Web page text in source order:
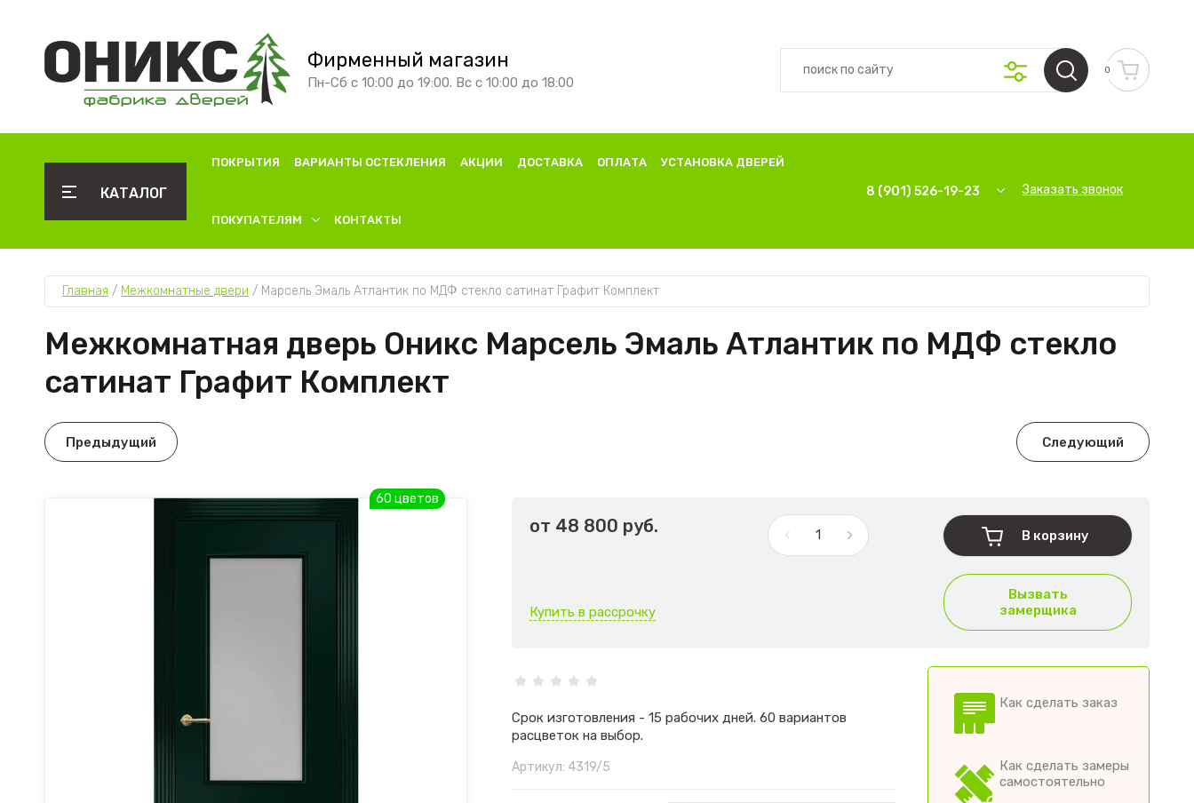
Фирменный магазин
Пн-Сб с 10:00 до 19:00. Вс с 10:00 до 18:00
0
КАТАЛОГ
ПОКРЫТИЯ ВАРИАНТЫ ОСТЕКЛЕНИЯ АКЦИИ ДОСТАВКА ОПЛАТА УСТАНОВКА ДВЕРЕЙ
ПОКУПАТЕЛЯМ КОНТАКТЫ
8 (901) 526-19-23 Заказать звонок
Главная / Межкомнатные двери / Марсель Эмаль Атлантик по МДФ стекло сатинат Графит Комплект
Межкомнатная дверь Оникс Марсель Эмаль Атлантик по МДФ стекло
сатинат Графит Комплект
Предыдущий Следующий
60 цветов
от 48 800 руб. В корзину
Вызвать
замерщика
Купить в рассрочку
Срок изготовления - 15 рабочих дней. 60 вариантов
расцветок на выбор.
Артикул: 4319/5
Как сделать заказ
Как сделать замеры
самостоятельно